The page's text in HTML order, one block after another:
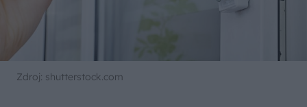
Zdroj: shutterstock.com